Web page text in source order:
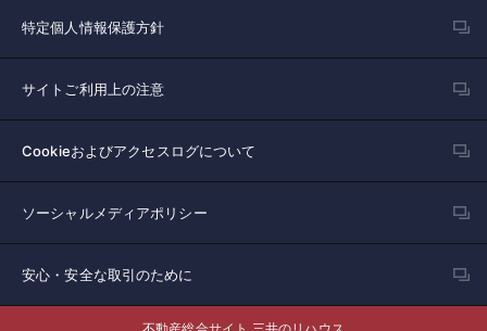
特定個人情報保護方針
サイトご利用上の注意
Cookieおよびアクセスログについて
ソーシャルメディアポリシー
安心・安全な取引のために